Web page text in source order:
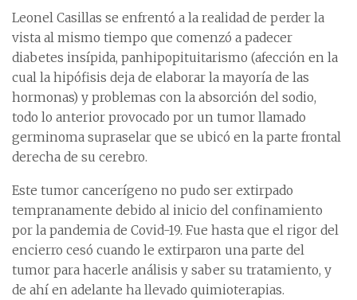
Leonel Casillas se enfrentó a la realidad de perder la
vista al mismo tiempo que comenzó a padecer
diabetes insípida, panhipopituitarismo (afección en la
cual la hipófisis deja de elaborar la mayoría de las
hormonas) y problemas con la absorción del sodio,
todo lo anterior provocado por un tumor llamado
germinoma supraselar que se ubicó en la parte frontal
derecha de su cerebro.
Este tumor cancerígeno no pudo ser extirpado
tempranamente debido al inicio del confinamiento
por la pandemia de Covid-19. Fue hasta que el rigor del
encierro cesó cuando le extirparon una parte del
tumor para hacerle análisis y saber su tratamiento, y
de ahí en adelante ha llevado quimioterapias.